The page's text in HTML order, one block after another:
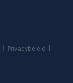
Privacybeleid